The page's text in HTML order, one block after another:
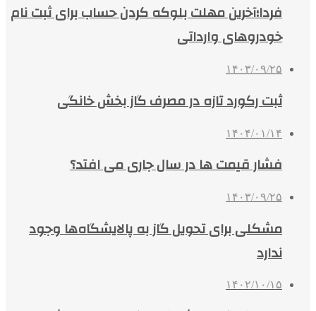
فردا؛آخرین مهلت بلوکه کردن حساب برای ثبت نام
خودروهای وارداتی
۱۴۰۳/۰۹/۲۵
ثبت رکورد تازه در مصرف گاز بخش خانگی
۱۴۰۴/۰۱/۱۴
فشار قیمت‌ ها در سال جاری می افتد؟
۱۴۰۳/۰۹/۲۵
مشکلی برای تحویل گاز به پالایشگاه‌ها وجود
ندارد
۱۴۰۲/۱۰/۱۵